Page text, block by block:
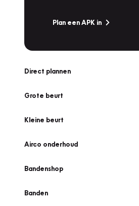
Plan een APK in
Direct plannen
Grote beurt
Kleine beurt
Airco onderhoud
Bandenshop
Banden